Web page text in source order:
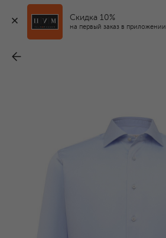
Скидка 10%
на первый заказ в приложении